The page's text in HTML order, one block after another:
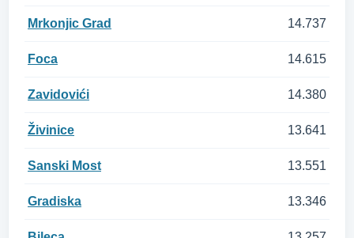
Mrkonjic Grad 14.737
Foca 14.615
Zavidovići 14.380
Živinice 13.641
Sanski Most 13.551
Gradiska 13.346